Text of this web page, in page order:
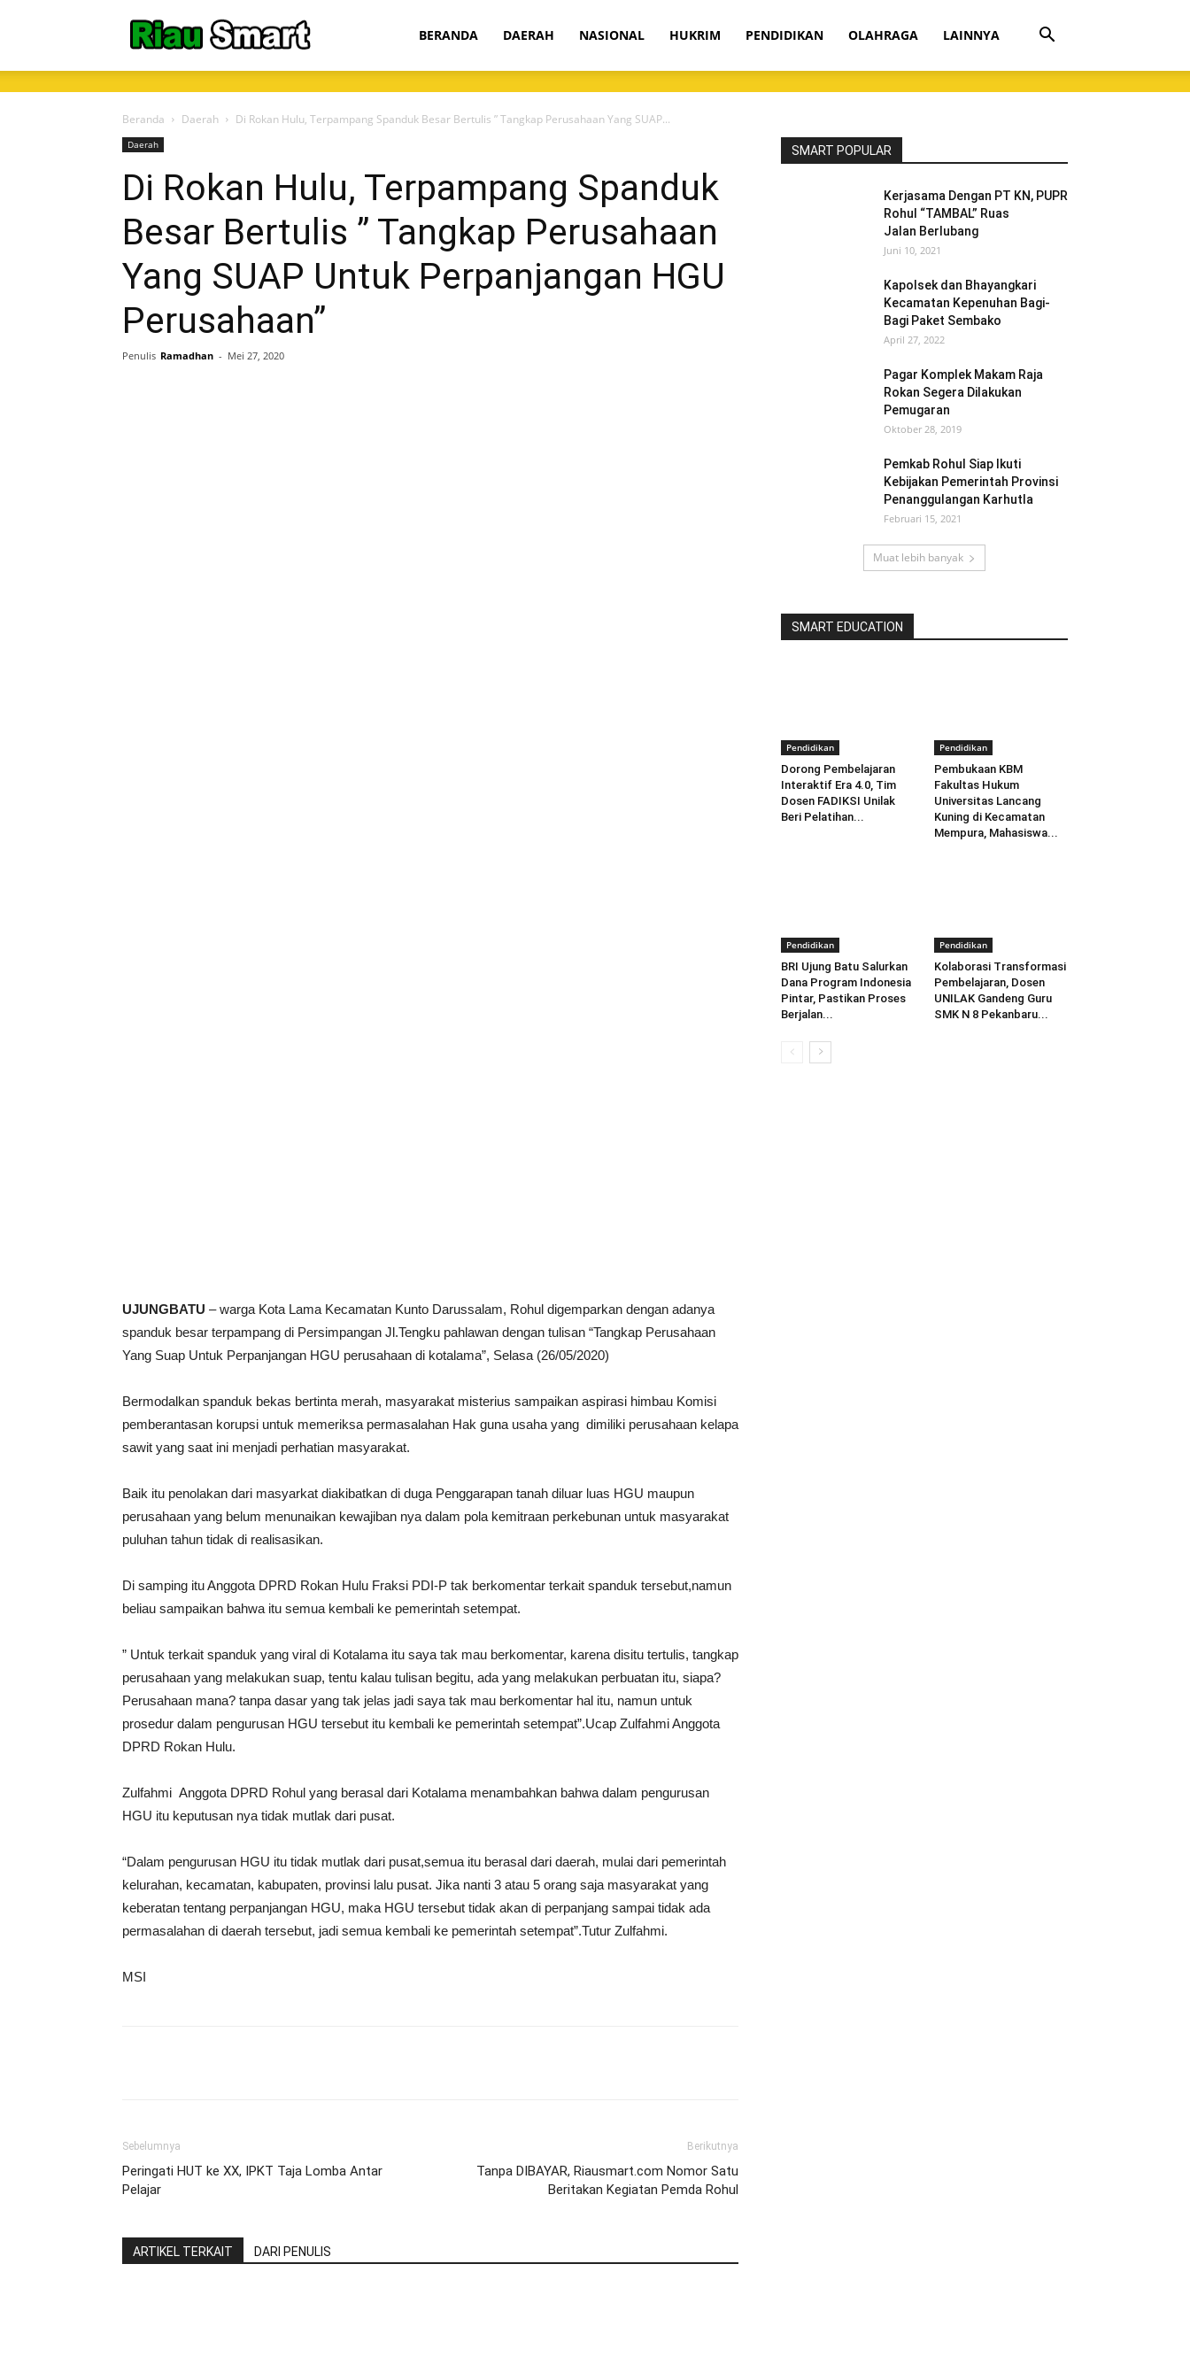
BERANDA DAERAH NASIONAL HUKRIM PENDIDIKAN OLAHRAGA LAINNYA
Beranda Daerah Di Rokan Hulu, Terpampang Spanduk Besar Bertulis ” Tangkap Perusahaan Yang SUAP...
Daerah
Di Rokan Hulu, Terpampang Spanduk
Besar Bertulis ” Tangkap Perusahaan
Yang SUAP Untuk Perpanjangan HGU
Perusahaan”
Penulis Ramadhan - Mei 27, 2020
UJUNGBATU – warga Kota Lama Kecamatan Kunto Darussalam, Rohul digemparkan dengan adanya
spanduk besar terpampang di Persimpangan Jl.Tengku pahlawan dengan tulisan “Tangkap Perusahaan
Yang Suap Untuk Perpanjangan HGU perusahaan di kotalama”, Selasa (26/05/2020)
Bermodalkan spanduk bekas bertinta merah, masyarakat misterius sampaikan aspirasi himbau Komisi
pemberantasan korupsi untuk memeriksa permasalahan Hak guna usaha yang dimiliki perusahaan kelapa
sawit yang saat ini menjadi perhatian masyarakat.
Baik itu penolakan dari masyarkat diakibatkan di duga Penggarapan tanah diluar luas HGU maupun
perusahaan yang belum menunaikan kewajiban nya dalam pola kemitraan perkebunan untuk masyarakat
puluhan tahun tidak di realisasikan.
Di samping itu Anggota DPRD Rokan Hulu Fraksi PDI-P tak berkomentar terkait spanduk tersebut,namun
beliau sampaikan bahwa itu semua kembali ke pemerintah setempat.
” Untuk terkait spanduk yang viral di Kotalama itu saya tak mau berkomentar, karena disitu tertulis, tangkap
perusahaan yang melakukan suap, tentu kalau tulisan begitu, ada yang melakukan perbuatan itu, siapa?
Perusahaan mana? tanpa dasar yang tak jelas jadi saya tak mau berkomentar hal itu, namun untuk
prosedur dalam pengurusan HGU tersebut itu kembali ke pemerintah setempat”.Ucap Zulfahmi Anggota
DPRD Rokan Hulu.
Zulfahmi Anggota DPRD Rohul yang berasal dari Kotalama menambahkan bahwa dalam pengurusan
HGU itu keputusan nya tidak mutlak dari pusat.
“Dalam pengurusan HGU itu tidak mutlak dari pusat,semua itu berasal dari daerah, mulai dari pemerintah
kelurahan, kecamatan, kabupaten, provinsi lalu pusat. Jika nanti 3 atau 5 orang saja masyarakat yang
keberatan tentang perpanjangan HGU, maka HGU tersebut tidak akan di perpanjang sampai tidak ada
permasalahan di daerah tersebut, jadi semua kembali ke pemerintah setempat”.Tutur Zulfahmi.
MSI
Sebelumnya
Peringati HUT ke XX, IPKT Taja Lomba Antar
Pelajar
Berikutnya
Tanpa DIBAYAR, Riausmart.com Nomor Satu
Beritakan Kegiatan Pemda Rohul
ARTIKEL TERKAIT DARI PENULIS
SMART POPULAR
Kerjasama Dengan PT KN, PUPR
Rohul “TAMBAL” Ruas
Jalan Berlubang
Juni 10, 2021
Kapolsek dan Bhayangkari
Kecamatan Kepenuhan Bagi-
Bagi Paket Sembako
April 27, 2022
Pagar Komplek Makam Raja
Rokan Segera Dilakukan
Pemugaran
Oktober 28, 2019
Pemkab Rohul Siap Ikuti
Kebijakan Pemerintah Provinsi
Penanggulangan Karhutla
Februari 15, 2021
Muat lebih banyak
SMART EDUCATION
Pendidikan
Dorong Pembelajaran
Interaktif Era 4.0, Tim
Dosen FADIKSI Unilak
Beri Pelatihan...
Pendidikan
Pembukaan KBM
Fakultas Hukum
Universitas Lancang
Kuning di Kecamatan
Mempura, Mahasiswa...
Pendidikan
BRI Ujung Batu Salurkan
Dana Program Indonesia
Pintar, Pastikan Proses
Berjalan...
Pendidikan
Kolaborasi Transformasi
Pembelajaran, Dosen
UNILAK Gandeng Guru
SMK N 8 Pekanbaru...